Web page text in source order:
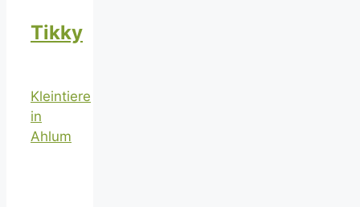
Tikky
Kleintiere
in
Ahlum